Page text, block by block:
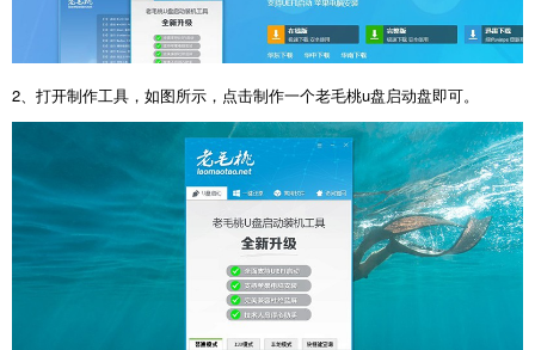
2、打开制作工具，如图所示，点击制作一个老毛桃u盘启动盘即可。